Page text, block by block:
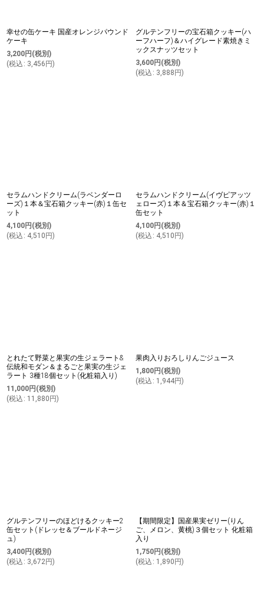
幸せの缶ケーキ 国産オレンジパウンド
ケーキ
3,200円 (税別)
(税込 : 3,456 円)
グルテンフリーの宝石箱クッキー(ハ
ーフハーフ)＆ハイグレード素焼きミ
ックスナッツセット
3,600円 (税別)
(税込 : 3,888 円)
セラムハンドクリーム(ラベンダーロ
ーズ)１本＆宝石箱クッキー(赤)１缶セ
ット
4,100円 (税別)
(税込 : 4,510 円)
セラムハンドクリーム(イヴピアッツ
ェローズ)１本＆宝石箱クッキー(赤)１
缶セット
4,100円 (税別)
(税込 : 4,510 円)
とれたて野菜と果実の生ジェラート&
伝統和モダン＆まるごと果実の生ジェ
ラート 3種18個セット(化粧箱入り)
11,000円 (税別)
(税込 : 11,880 円)
果肉入りおろしりんごジュース
1,800円 (税別)
(税込 : 1,944円)
グルテンフリーのほどけるクッキー2
缶セット(ドレッセ＆ブールドネージ
ュ)
3,400円 (税別)
(税込 : 3,672円)
【期間限定】国産果実ゼリー(りん
ご、メロン、黄桃)３個セット 化粧箱
入り
1,750円 (税別)
(税込 : 1,890 円)